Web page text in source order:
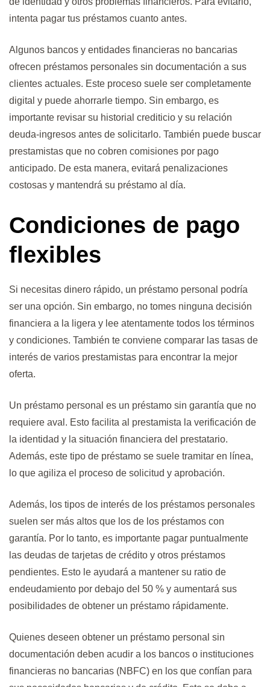
intenta pagar tus préstamos cuanto antes.
Algunos bancos y entidades financieras no bancarias
ofrecen préstamos personales sin documentación a sus
clientes actuales. Este proceso suele ser completamente
digital y puede ahorrarle tiempo. Sin embargo, es
importante revisar su historial crediticio y su relación
deuda-ingresos antes de solicitarlo. También puede buscar
prestamistas que no cobren comisiones por pago
anticipado. De esta manera, evitará penalizaciones
costosas y mantendrá su préstamo al día.
Condiciones de pago
flexibles
Si necesitas dinero rápido, un préstamo personal podría
ser una opción. Sin embargo, no tomes ninguna decisión
financiera a la ligera y lee atentamente todos los términos
y condiciones. También te conviene comparar las tasas de
interés de varios prestamistas para encontrar la mejor
oferta.
Un préstamo personal es un préstamo sin garantía que no
requiere aval. Esto facilita al prestamista la verificación de
la identidad y la situación financiera del prestatario.
Además, este tipo de préstamo se suele tramitar en línea,
lo que agiliza el proceso de solicitud y aprobación.
Además, los tipos de interés de los préstamos personales
suelen ser más altos que los de los préstamos con
garantía. Por lo tanto, es importante pagar puntualmente
las deudas de tarjetas de crédito y otros préstamos
pendientes. Esto le ayudará a mantener su ratio de
endeudamiento por debajo del 50 % y aumentará sus
posibilidades de obtener un préstamo rápidamente.
Quienes deseen obtener un préstamo personal sin
documentación deben acudir a los bancos o instituciones
financieras no bancarias (NBFC) en los que confían para